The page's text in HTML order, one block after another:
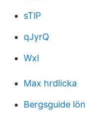
sTlP
qJyrQ
WxI
Max hrdlicka
Bergsguide lön